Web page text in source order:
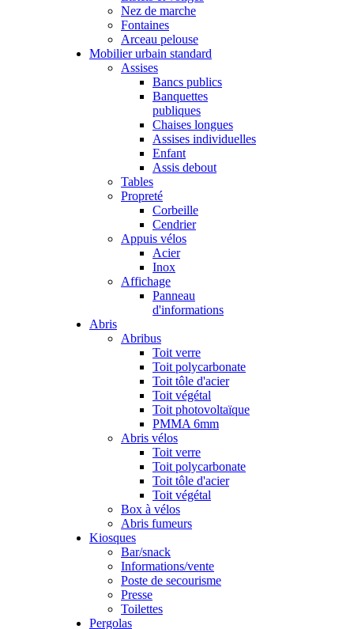
Nez de marche
Fontaines
Arceau pelouse
Mobilier urbain standard
Assises
Bancs publics
Banquettes
publiques
Chaises longues
Assises individuelles
Enfant
Assis debout
Tables
Propreté
Corbeille
Cendrier
Appuis vélos
Acier
Inox
Affichage
Panneau
d'informations
Abris
Abribus
Toit verre
Toit polycarbonate
Toit tôle d'acier
Toit végétal
Toit photovoltaïque
PMMA 6mm
Abris vélos
Toit verre
Toit polycarbonate
Toit tôle d'acier
Toit végétal
Box à vélos
Abris fumeurs
Kiosques
Bar/snack
Informations/vente
Poste de secourisme
Presse
Toilettes
Pergolas